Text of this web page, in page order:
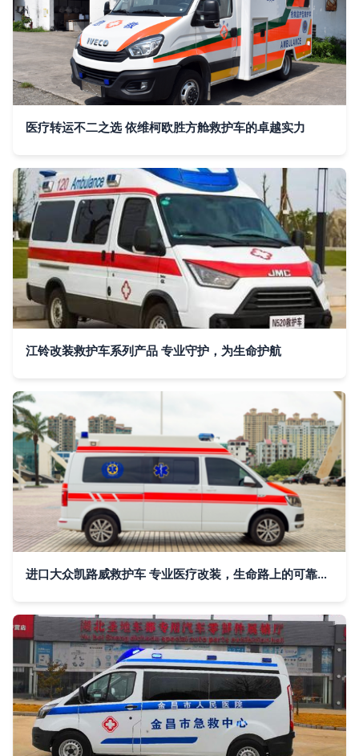
医疗转运不二之选 依维柯欧胜方舱救护车的卓越实力
江铃改装救护车系列产品 专业守护，为生命护航
进口大众凯路威救护车 专业医疗改装，生命路上的可靠伙伴